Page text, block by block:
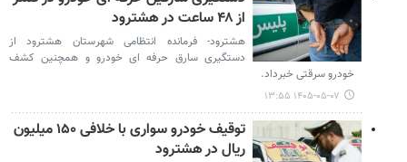
از ۴۸ ساعت در هشترود
هشترود- فرمانده انتظامی شهرستان هشترود از
دستگیری سارق حرفه ای خودرو و همچنین کشف
خودرو سرقتی خبرداد.
۱۴۰۵-۰۵-۰۷ ۱۳:۵۵
توقیف خودرو سواری با خلافی ۱۵۰ میلیون
ریال در هشترود